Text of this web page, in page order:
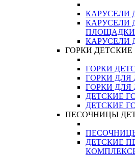
КАРУСЕЛИ
КАРУСЕЛИ
ПЛОЩАДКИ
КАРУСЕЛИ
ГОРКИ ДЕТСКИЕ
ГОРКИ
ГОРКИ ДЛЯ
ГОРКИ
ДЕТСКИЕ
ДЕТСКИЕ
ПЕСОЧНИЦЫ
ДЕТСКИЕ